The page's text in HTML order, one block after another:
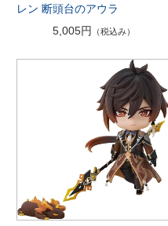
レン 断頭台のアウラ
5,005円
（税込み）